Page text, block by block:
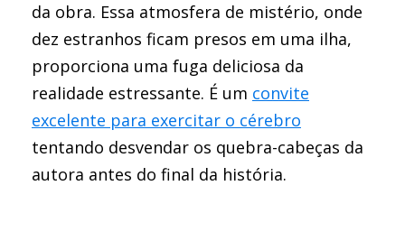
da obra. Essa atmosfera de mistério, onde
dez estranhos ficam presos em uma ilha,
proporciona uma fuga deliciosa da
realidade estressante. É um convite
excelente para exercitar o cérebro
tentando desvendar os quebra-cabeças da
autora antes do final da história.